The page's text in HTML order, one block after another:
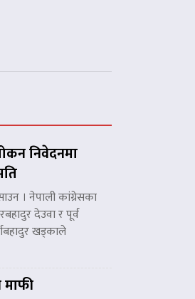
निवेदनमा
। नेपाली कांग्रेसका
देउवा र पूर्व
खड्काले